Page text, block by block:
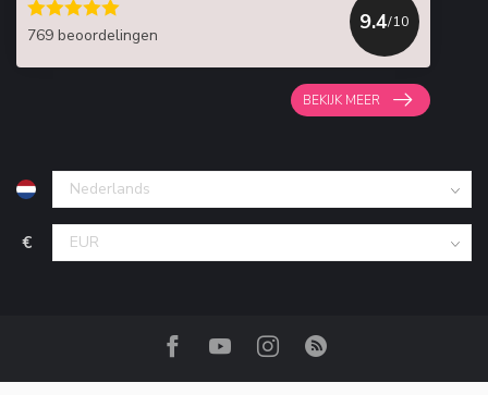
769 beoordelingen
9.4/10
BEKIJK MEER
€